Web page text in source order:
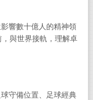
響數十億人的精神領
與世界接軌，理解卓
守備位置、足球經典